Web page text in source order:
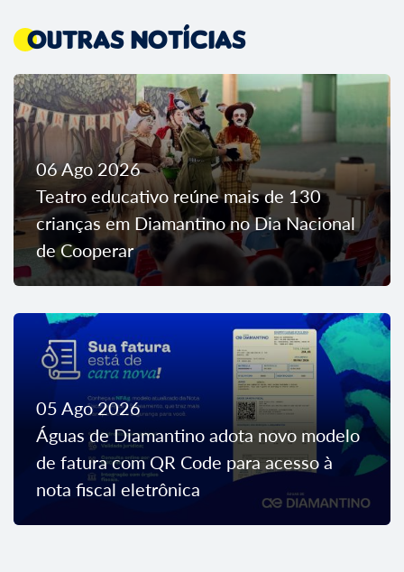
Outras Notícias
06 Ago 2026
Teatro educativo reúne mais de 130
crianças em Diamantino no Dia Nacional
de Cooperar
05 Ago 2026
Águas de Diamantino adota novo modelo
de fatura com QR Code para acesso à
nota fiscal eletrônica